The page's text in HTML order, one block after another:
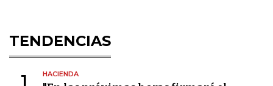
TENDENCIAS
1 HACIENDA